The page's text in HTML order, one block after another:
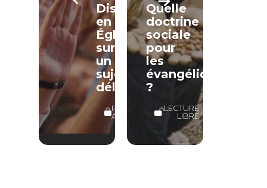
Discerner
en
Église
sur
un
sujet
délicat
RÉSERVÉ
ABONNÉS
Quelle
doctrine
sociale
pour
les
évangéliques
?
LECTURE
LIBRE